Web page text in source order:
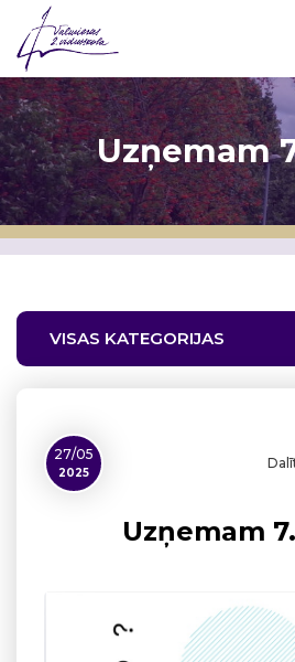
Uzņemam
VISAS KATEGORIJAS
27/05
2025
Uzņemam